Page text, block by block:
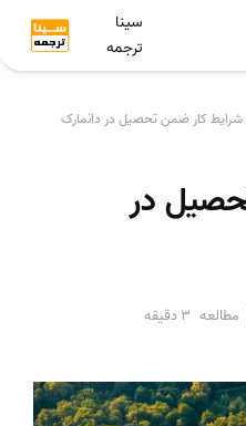
سینا
ترجمه
شرایط کار ضمن تحصیل در دانمارک
در
مطالعه 3 دقیقه